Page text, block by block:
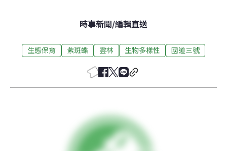
時事新聞/編輯直送
生態保育 紫斑蝶 雲林 生物多樣性 國道三號